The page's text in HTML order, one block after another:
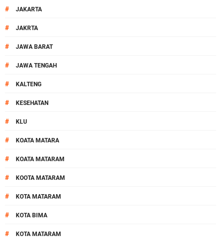
# JAKARTA
# JAKRTA
# JAWA BARAT
# JAWA TENGAH
# KALTENG
# KESEHATAN
# KLU
# KOATA MATARA
# KOATA MATARAM
# KOOTA MATARAM
# KOTA MATARAM
# KOTA BIMA
# KOTA MATARAM